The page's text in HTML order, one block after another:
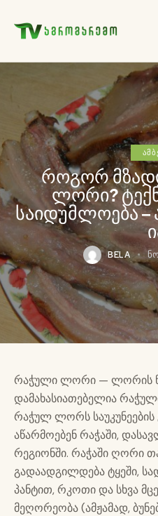
როგორ
ლორი?
საიდუმლოება –
BELA
რაჭული ლორი — ლორის
დამახასიათებელია
რაჭულ ლორს საუკუნეების
აწარმოებენ რაჭაში,
რეგიონში. რაჭაში ღორი
გადაადგილდება ტყეში,
პანტით, რკოთი და სხვა
მეღორეობა (ამჟამად,